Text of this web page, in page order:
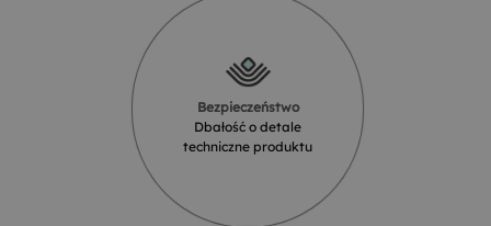
Bezpieczeństwo
Dbałość o detale
techniczne produktu